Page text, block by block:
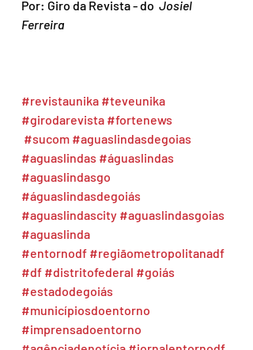
Por: Giro da Revista - do Josiel
Ferreira
#revistaunika #teveunika
#girodarevista #fortenews
#sucom #aguaslindasdegoias
#aguaslindas #águaslindas
#aguaslindasgo
#águaslindasdegoiás
#aguaslindascity #aguaslindasgoias
#aguaslinda
#entornodf #regiãometropolitanadf
#df #distritofederal #goiás
#estadodegoiás
#municípiosdoentorno
#imprensadoentorno